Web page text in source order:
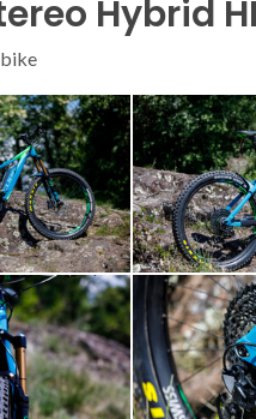
Hybrid